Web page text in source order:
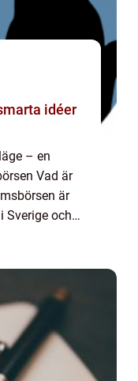
– en
Vad är
är
Sverige och